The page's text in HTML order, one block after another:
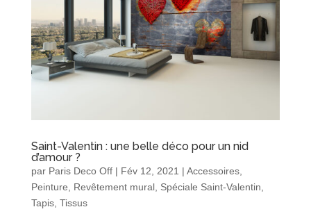
Saint-Valentin : une belle déco pour un nid
d’amour ?
par Paris Deco Off| Fév 12, 2021 | Accessoires,
Peinture
Revêtement mural, Spéciale Saint-Valentin
Tapis, Tissus